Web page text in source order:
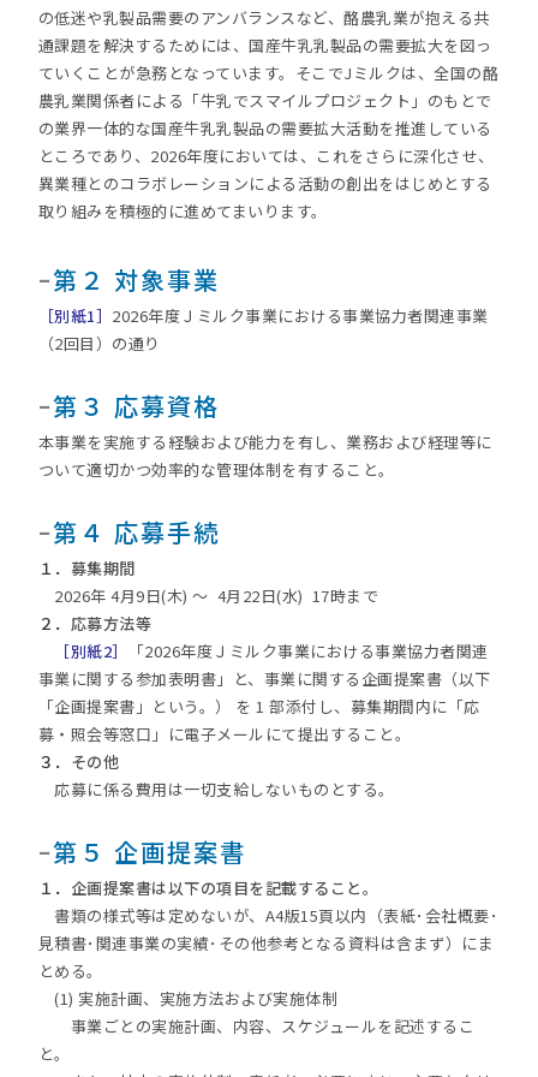
の低迷や乳製品需要のアンバランスなど、酪農乳業が抱える共
通課題を解決するためには、国産牛乳乳製品の需要拡大を図っ
ていくことが急務となっています。そこでJミルクは、全国の酪
農乳業関係者による「牛乳でスマイルプロジェクト」のもとで
の業界一体的な国産牛乳乳製品の需要拡大活動を推進している
ところであり、2026年度においては、これをさらに深化させ、
異業種とのコラボレーションによる活動の創出をはじめとする
取り組みを積極的に進めてまいります。
ｰ第２ 対象事業
［別紙1］ 2026年度Ｊミルク事業における事業協力者関連事業
（2回目）の通り
ｰ第３ 応募資格
本事業を実施する経験および能力を有し、業務および経理等に
ついて適切かつ効率的な管理体制を有すること。
ｰ第４ 応募手続
１． 募集期間
2026年 4月9日(木) ～ 4月22日(水) 17時まで
２． 応募方法等
［別紙2］
「2026年度Ｊミルク事業における事業協力者関連
事業に関する参加表明書」と、事業に関する企画提案書（以下
「企画提案書」という。） を 1 部添付し、募集期間内に「応
募・照会等窓口」に電子メールにて提出すること。
３． その他
応募に係る費用は一切支給しないものとする。
ｰ第５ 企画提案書
１． 企画提案書は以下の項目を記載すること。
書類の様式等は定めないが、A4版15頁以内（表紙･会社概要･
見積書･関連事業の実績･その他参考となる資料は含まず）にま
とめる。
(1) 実施計画、実施方法および実施体制
事業ごとの実施計画、内容、スケジュールを記述するこ
と。